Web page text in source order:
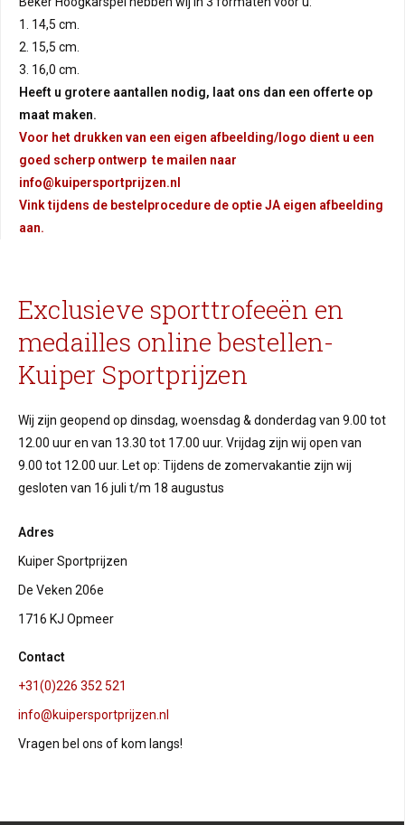
1. 14,5 cm.
2. 15,5 cm.
3. 16,0 cm.
Heeft u grotere aantallen nodig, laat ons dan een offerte op
maat maken.
Voor het drukken van een eigen afbeelding/logo dient u een
goed scherp ontwerp te mailen naar
info@kuipersportprijzen.nl
Vink tijdens de bestelprocedure de optie JA eigen afbeelding
aan.
Exclusieve sporttrofeeën en
medailles online bestellen-
Kuiper Sportprijzen
Wij zijn geopend op dinsdag, woensdag & donderdag van 9.00 tot
12.00 uur en van 13.30 tot 17.00 uur. Vrijdag zijn wij open van
9.00 tot 12.00 uur. Let op: Tijdens de zomervakantie zijn wij
gesloten van 16 juli t/m 18 augustus
Adres
Kuiper Sportprijzen
De Veken 206e
1716 KJ Opmeer
Contact
+31(0)226 352 521
info@kuipersportprijzen.nl
Vragen bel ons of kom langs!